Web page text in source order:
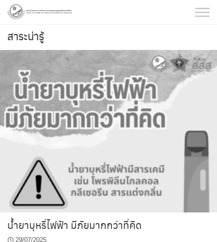
Skip
สาระน่ารู้
น้ำยาบุหรี่ไฟฟ้า มีภัยมากกว่าที่คิด
29/07/2025